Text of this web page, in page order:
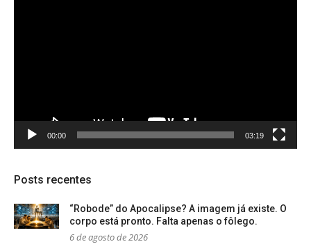
00:00 03:19
Posts recentes
“Robode” do Apocalipse? A imagem já existe. O
corpo está pronto. Falta apenas o fôlego.
6 de agosto de 2026